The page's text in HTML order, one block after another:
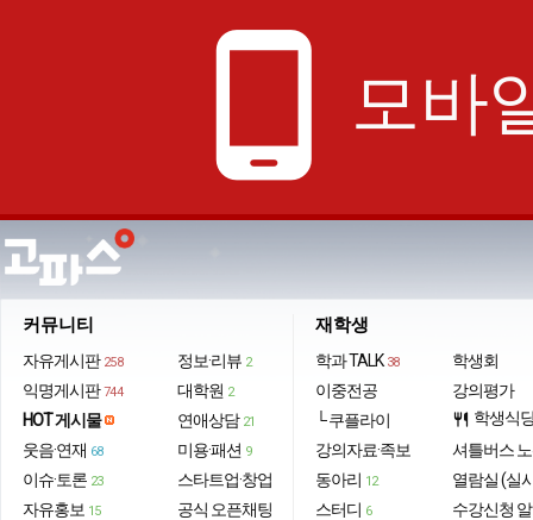
phone_android 모바
커뮤니티
자유게시판 258
익명게시판 744
HOT 게시물
웃음·연재 68
이슈·토론 23
자유홍보 15
정보·리뷰 2
대학원 2
연애상담 21
미용·패션 9
스타트업·창업
공식 오픈채팅
재학생
학과 TALK 38
이중전공
└ 쿠플라이
강의자료·족보
동아리 12
스터디 6
학생회
강의평가
restaurant 학생식
셔틀버스
열람실 (실
수강신청